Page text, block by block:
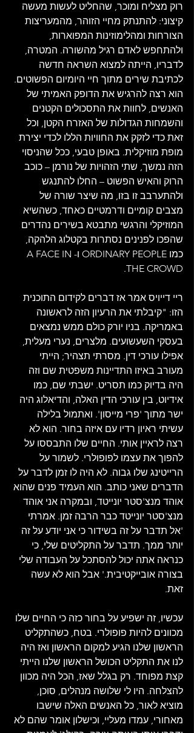
רוק מצליח ומוכר, שהחליט לעשות מעשה
קיצוני: להתנתק מחיי הזוהר, מהמעריצות
הצורחות ומהלימוזינות המפוארות,
ולהתחפש לאדם רגיל מהשורה. המטרה,
לדבריו, הייתה למצוא השראה חדשה
לכתיבת שירים מתוך חיי היומיום הפשוטים.
הוא רצה להרגיש את הדופק האמיתי של
האנשים, לחוות את התסכולים הקטנים
והשמחות הגדולות של האזרח הקטן, וכל
זאת כדי לזקק את החוויות הללו לכדי יצירת
מופת מוזיקלית. באופן טבעי, ככל שהניסוי
הזה נמשך, שתי הזהויות של נורמן – כוכב
הרוק והאיש הפשוט – החלו להתנגש
ולהתערבב זו בזו, מה שיצר שורה של
מצבים קומיים ודרמטיים כאחד, כשהשיא
המוזיקלי והרגשי מתבטא בשירים נהדרים
שהפכו לפנינים נסתרות בקטלוג הלהקה,
כמו ORDINARY PEOPLE ו-A FACE IN
THE CROWD.
ריי דייויס אמר אז דברים לקידום התוכנית
הזו: "קיבלתי את הרעיון הזה לראשונה
באמריקה. בניו יורק כולם ממש נמצאים
בעסקי השעשועים. מלצרים, נערי מעלית,
אפילו עורכי דין. מסרתי תצהיר; הייתי
מעורב באיזו התדיינות משפטית שם וזה
היה בדיוק כמו תסריט. ישבתי שם, כמו
אידיוט, בין עורכי הדין האלה, והדיאלוג היה
ישר מתוך 'פרי מייסון'. ואתמול בלילה
עשיתי ראיון רדיו עם איזה בחור. הוא לא
רצה לראיין אותי. החיים שלו התבססו על
להפוך את עצמו לפופולרי. לשמור על
הרייטינג שלו גבוה. לא היה לו זמן לדבר על
הדברים שאני כותב. הוא העמיד פנים שהוא
אוהד מנצ'סטר יונייטד, ובמקרה אני אוהד
מנצ'סטר יונייטד כבר הרבה זמן. אמרתי
'אל תדבר על זה בשידור כי אני יודע על זה
יותר ממך. תדבר על התקליטים שלי, כי
כנראה אתה יכול להסתכל על העבודה שלי
בצורה אובייקטיבית.' אבל הוא לא עשה
זאת.
עכשיו, זה ישפיע על בחור כזה כי החיים שלו
מכוונים להיות פופולרי. בטח, כשהתקליט
הראשון שלנו הגיע למקום הראשון ואז היה
לנו את התקליט הכושל הראשון שלנו הייתי
קצת מפוחד. רק בגלל שאז, הכל היה מכוון
להצלחה. היו לי שלושה מנהלים, סוכן,
מוציא לאור, כל האנשים האלה שישבו
מאחורי, עמדו מעליי, וכישלון אומר שהם לא